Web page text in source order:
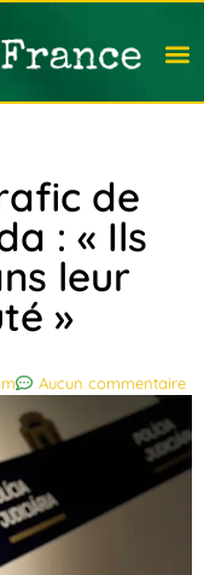
de
: « Ils
leur
»
Aucun commentaire